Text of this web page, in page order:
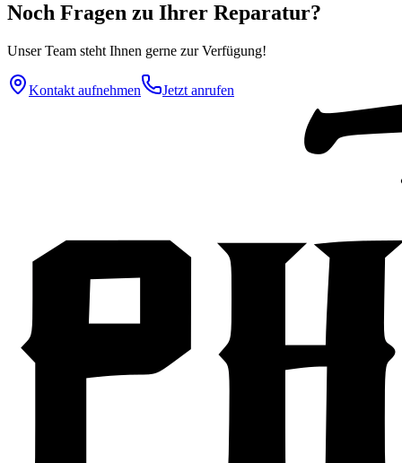
Noch Fragen zu Ihrer Reparatur?
Unser Team steht Ihnen gerne zur Verfügung!
Kontakt aufnehmen Jetzt anrufen